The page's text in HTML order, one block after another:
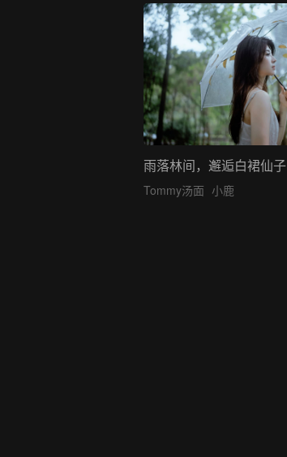
雨落林间，邂逅白裙仙子
Tommy汤面 小鹿